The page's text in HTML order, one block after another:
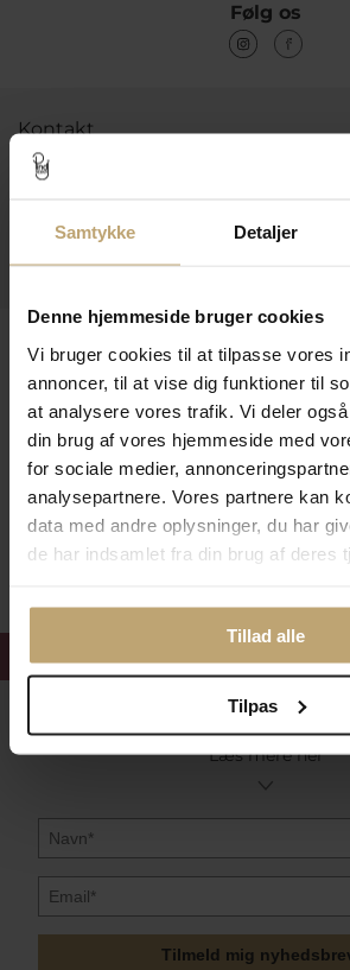
Samtykke Detaljer
Denne hjemmeside bruger cookies
Vi bruger cookies til at tilpasse vores
annoncer, til at vise dig funktioner til
at analysere vores trafik. Vi deler
din brug af vores hjemmeside med
for sociale medier,
analysepartnere. Vores partnere kan
data med andre oplysninger, du har
de har indsamlet fra din brug af deres
Tillad alle
Tilpas
Følg os
Kontakt
Åbningstider I Butikken
Information
Praktiske Sider
Betalingsmuligheder
Sikker Og Tryg E-Handel
Få 15%
Følg med i vores
Læs mere her
Tilmeld mig